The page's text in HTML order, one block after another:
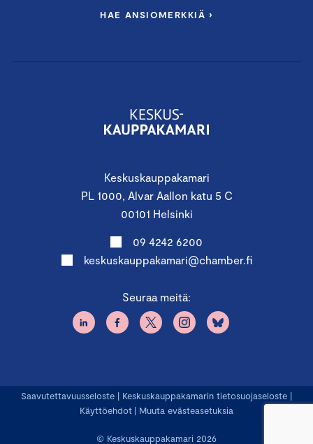
Keskuskauppakamari
PL 1000, Alvar Aallon katu 5 C
00101 Helsinki
09 4242 6200
keskuskauppakamari@chamber.fi
Seuraa meitä:
HAE ANSIOMERKKIÄ ›
© Keskuskauppakamari 2026
Saavutettavuusseloste | Keskuskauppakamarin tietosuojaseloste |
Käyttöehdot | Muuta evästeasetuksia